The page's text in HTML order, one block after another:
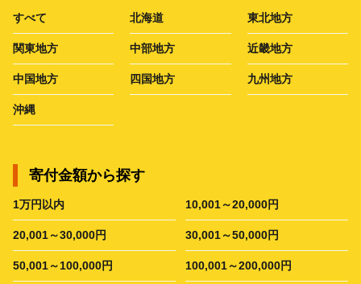
すべて 北海道 東北地方
関東地方 中部地方 近畿地方
中国地方 四国地方 九州地方
沖縄
寄付金額から探す
1万円以内 10,001～20,000円
20,001～30,000円 30,001～50,000円
50,001～100,000円 100,001～200,000円